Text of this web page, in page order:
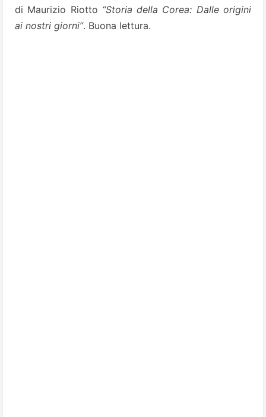
di Maurizio Riotto “Storia della Corea: Dalle origini
ai nostri giorni”. Buona lettura.